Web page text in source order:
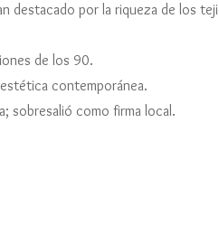
destacado por la riqueza de los
de los 90.
contemporánea.
sobresalió como firma local.